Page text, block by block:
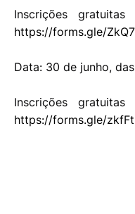
Inscrições
https://forms.gle/
Data: 30 de junho,
Inscrições
https://forms.gle/